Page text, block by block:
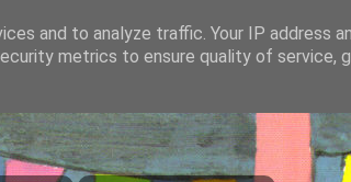
and to analyze traffic. Your IP address
metrics to ensure quality of service,